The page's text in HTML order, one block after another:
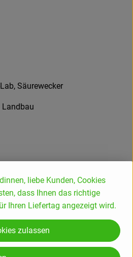
Säurewecker
Landbau
liebe Kunden, Cookies
dass Ihnen das richtige
Ihren Liefertag angezeigt wird.
zulassen